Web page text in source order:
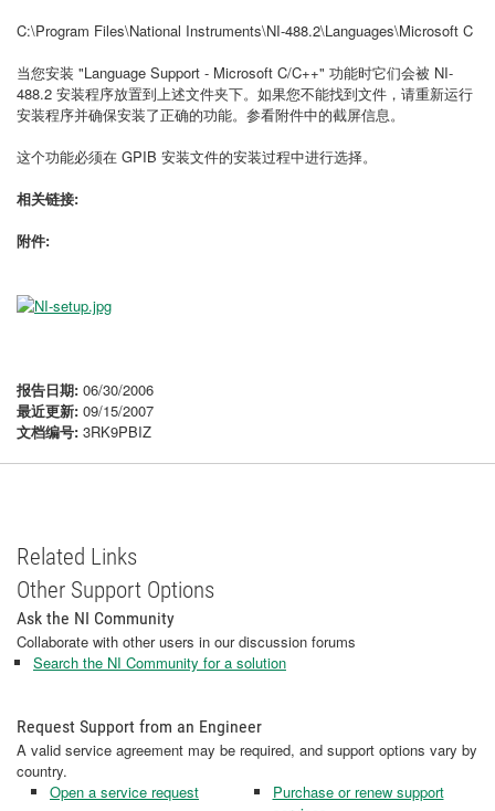
C:\Program Files\National Instruments\NI-488.2\Languages\Microsoft C
当您安装 "Language Support - Microsoft C/C++" 功能时它们会被 NI-
488.2 安装程序放置到上述文件夹下。如果您不能找到文件，请重新运行
安装程序并确保安装了正确的功能。参看附件中的截屏信息。
这个功能必须在 GPIB 安装文件的安装过程中进行选择。
相关链接:
附件:
报告日期: 06/30/2006
最近更新: 09/15/2007
文档编号: 3RK9PBIZ
Related Links
Other Support Options
Ask the NI Community
Collaborate with other users in our discussion forums
Search the NI Community for a solution
Request Support from an Engineer
A valid service agreement may be required, and support options vary by
country.
Open a service request
Purchase or renew support